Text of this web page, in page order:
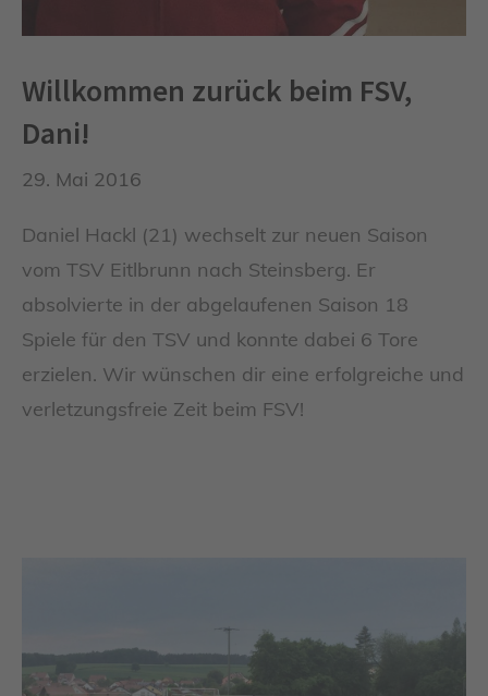
Willkommen zurück beim FSV,
Dani!
29. Mai 2016
Daniel Hackl (21) wechselt zur neuen Saison
vom TSV Eitlbrunn nach Steinsberg. Er
absolvierte in der abgelaufenen Saison 18
Spiele für den TSV und konnte dabei 6 Tore
erzielen. Wir wünschen dir eine erfolgreiche und
verletzungsfreie Zeit beim FSV!